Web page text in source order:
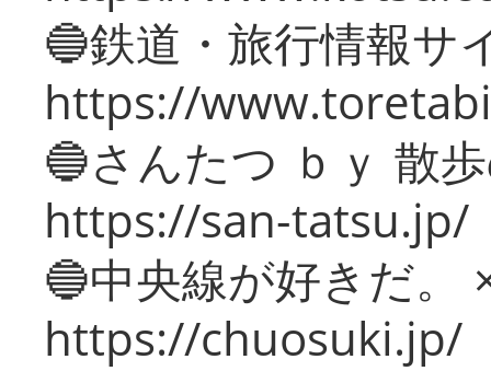
🔵鉄道・旅行情報サ
https://
🔵さんたつ ｂｙ 散
https://san-tatsu.jp/
🔵中央線が好きだ。
https://chuosuki.jp/